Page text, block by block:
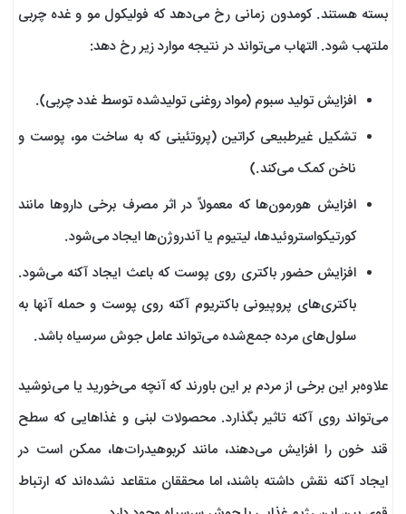
بسته هستند. کومدون زمانی رخ می‌دهد که فولیکول مو و غده چربی
ملتهب شود. التهاب می‌تواند در نتیجه موارد زیر رخ دهد:
افزایش تولید سبوم (مواد روغنی تولیدشده توسط غدد چربی).
تشکیل غیرطبیعی کراتین (پروتئینی که به ساخت مو، پوست و
ناخن کمک می‌کند.)
افزایش هورمون‌ها که معمولاً در اثر مصرف برخی داروها مانند
کورتیکواستروئیدها، لیتیوم یا آندروژن‌ها ایجاد می‌شود.
افزایش حضور باکتری روی پوست که باعث ایجاد آکنه می‌شود.
باکتری‌های پروپیونی باکتریوم آکنه روی پوست و حمله آنها به
سلول‌های مرده جمع‌شده می‌تواند عامل جوش سرسیاه باشد.
علاوه‌بر این برخی از مردم بر این باورند که آنچه می‌خورید یا می‌نوشید
می‌تواند روی آکنه تاثیر بگذارد. محصولات لبنی و غذاهایی که سطح
قند خون را افزایش می‌دهند، مانند کربوهیدرات‌ها، ممکن است در
ایجاد آکنه نقش داشته باشند، اما محققان متقاعد نشده‌اند که ارتباط